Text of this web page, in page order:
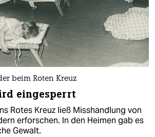
beim Roten Kreuz
eingesperrt
Rotes Kreuz ließ Misshandlung von
erforschen. In den Heimen gab es
Gewalt.